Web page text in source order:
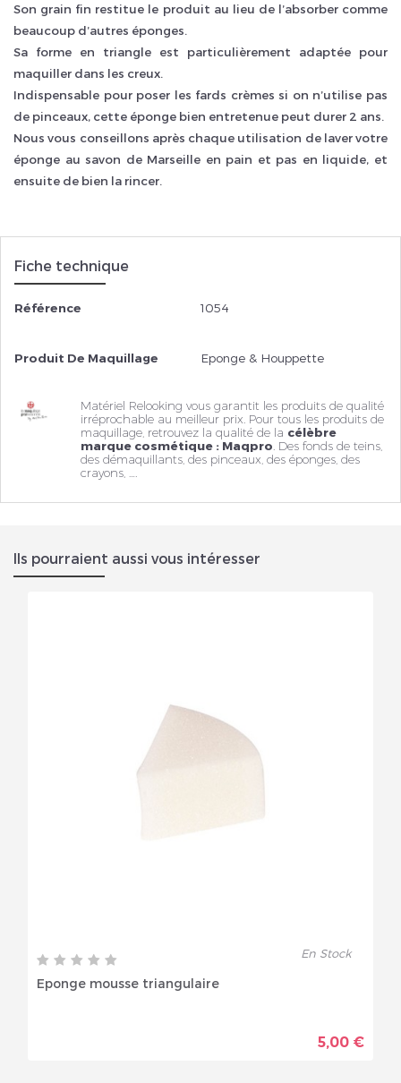
Son grain fin restitue le produit au lieu de l’absorber comme
beaucoup d’autres éponges.
Sa forme en triangle est particulièrement adaptée pour
maquiller dans les creux.
Indispensable pour poser les fards crèmes si on n’utilise pas
de pinceaux, cette éponge bien entretenue peut durer 2 ans.
Nous vous conseillons après chaque utilisation de laver votre
éponge au savon de Marseille en pain et pas en liquide, et
ensuite de bien la rincer.
Fiche technique
Référence 1054
Produit De Maquillage Eponge & Houppette
Matériel Relooking vous garantit les produits de qualité
irréprochable au meilleur prix. Pour tous les produits de
maquillage, retrouvez la qualité de la célèbre
marque cosmétique : Maqpro . Des fonds de teins,
desdémaquillants , des pinceaux, des éponges, des
crayons, ….
Ils pourraient aussi vous intéresser
En Stock
Eponge mousse triangulaire
5,00 €